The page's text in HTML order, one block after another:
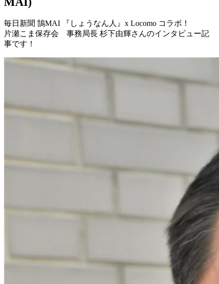
毎日新聞 鵠MAI 『しょうなん人』x Locomo コラボ！
片瀬こま保存会 事務局長 杉下由輝さんのインタビュー記
事です！